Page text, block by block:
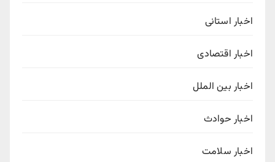
اخبار استانی
اخبار اقتصادی
اخبار بین الملل
اخبار حوادث
اخبار سلامت